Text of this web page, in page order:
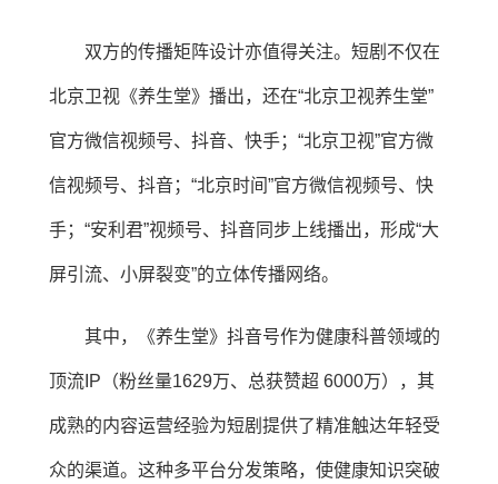
双方的传播矩阵设计亦值得关注。短剧不仅在
北京卫视《养生堂》播出，还在“北京卫视养生堂”
官方微信视频号、抖音、快手；“北京卫视”官方微
信视频号、抖音；“北京时间”官方微信视频号、快
手；“安利君”视频号、抖音同步上线播出，形成“大
屏引流、小屏裂变”的立体传播网络。
其中，《养生堂》抖音号作为健康科普领域的
顶流IP（粉丝量1629万、总获赞超 6000万），其
成熟的内容运营经验为短剧提供了精准触达年轻受
众的渠道。这种多平台分发策略，使健康知识突破